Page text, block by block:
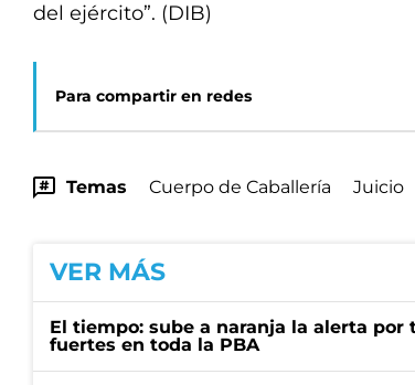
del ejército”. (DIB)
Para compartir en redes
Temas Cuerpo de Caballería Juicio
VER MÁS
El tiempo: sube a naranja la alerta
fuertes en toda la PBA